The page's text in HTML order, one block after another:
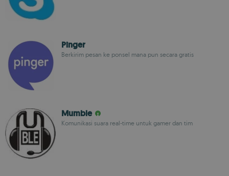
Pinger
Berkirim pesan ke ponsel mana pun secara gratis
Mumble
Komunikasi suara real-time untuk gamer dan tim